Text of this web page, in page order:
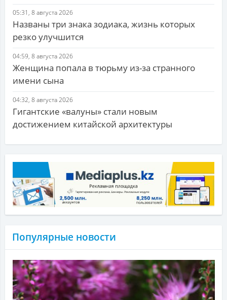
05:31, 8 августа 2026
Названы три знака зодиака, жизнь которых
резко улучшится
04:59, 8 августа 2026
Женщина попала в тюрьму из-за странного
имени сына
04:32, 8 августа 2026
Гигантские «валуны» стали новым
достижением китайской архитектуры
Популярные новости